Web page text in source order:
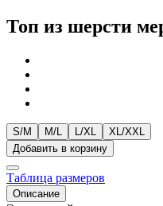
Топ из шерсти
S/M M/L L/XL
XL/XXL
Добавить в корзину
Таблица размеров
Описание